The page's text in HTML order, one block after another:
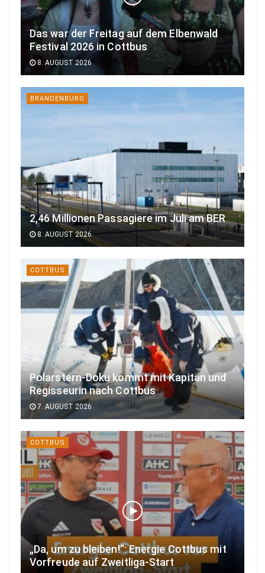
Das war der Freitag auf dem Elbenwald
Festival 2026 in Cottbus
8. AUGUST 2026
BRANDENBURG
2,46 Millionen Passagiere im Juli am BER
8. AUGUST 2026
COTTBUS
Polarstern-Doku kommt mit Kapitän und
Regisseurin nach Cottbus
7. AUGUST 2026
COTTBUS
„Da, um zu bleiben!“: Energie Cottbus mit
Vorfreude auf Zweitliga-Start